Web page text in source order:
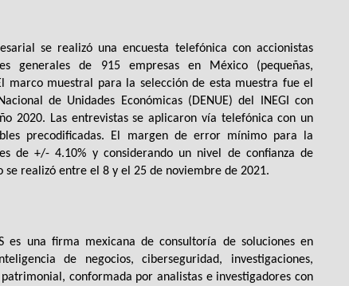
se realizó una encuesta telefónica con accionistas
generales de 915 empresas en México (pequeñas,
marco muestral para la selección de esta muestra fue el
de Unidades Económicas (DENUE) del INEGI con
2020. Las entrevistas se aplicaron vía telefónica con un
precodificadas. El margen de error mínimo para la
de +/- 4.10% y considerando un nivel de confianza de
se realizó entre el 8 y el 25 de noviembre de 2021.
es una firma mexicana de consultoría de soluciones en
de negocios, ciberseguridad, investigaciones,
conformada por analistas e investigadores con